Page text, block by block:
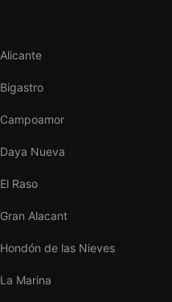
Alicante
Bigastro
Campoamor
Daya Nueva
El Raso
Gran Alacant
Hondón de las Nieves
La Marina